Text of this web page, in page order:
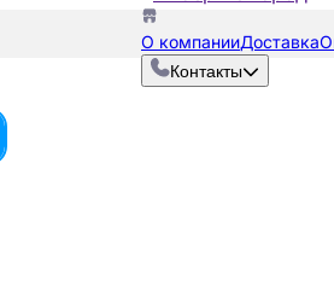
О компанииДоставка
Контакты